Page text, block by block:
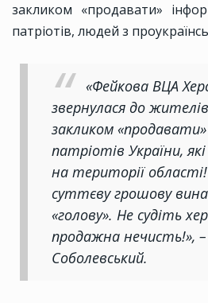
закликом «продавати»
патріотів, людей з
«Фейкова ВЦА
звернулася до
закликом
патріотів України,
на території
суттєву грошову
«голову». Не судіть
продажна нечисть!», –
Соболевський.